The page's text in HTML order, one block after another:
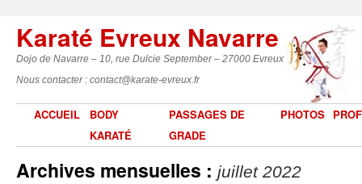
Karaté Evreux Navarre
Dojo de Navarre – 10, rue Dulcie September – 27000 Evreux
Nous contacter : contact@karate-evreux.fr
ACCUEIL
BODY
KARATÉ
PASSAGES DE
GRADE
PHOTOS
Archives mensuelles : juillet 2022